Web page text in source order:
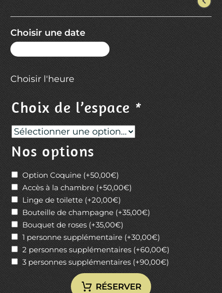
Choisir une date
Choisir l'heure
Choix de l’espace*
Nos options
Option Coquine(+50,00€)
Accès à la chambre(+50,00€)
Linge de toilette (+20,00€)
Bouteille de champagne(+35,00€)
Bouquet de roses(+35,00€)
1 personne supplémentaire(+30,00€)
2 personnes supplémentaires(+60,00€)
3 personnes supplémentaires(+90,00€)
RÉSERVER